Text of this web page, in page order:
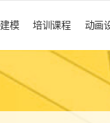
模 培训课程 动画